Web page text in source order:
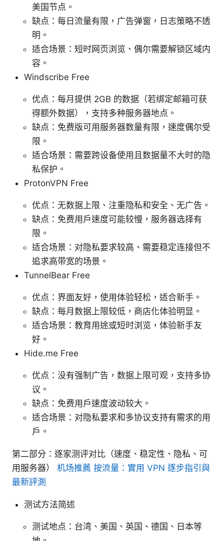
美国节点。
缺点：每日流量有限，广告弹窗，日志策略不透
明。
适合场景：短时网页浏览、偶尔需要解锁区域内
容。
Windscribe Free
优点：每月提供 2GB 的数据（若绑定邮箱可获
得额外数据），支持多种服务器地点。
缺点：免费版可用服务器数量有限，速度偶尔受
限。
适合场景：需要跨设备使用且数据量不大时的隐
私保护。
ProtonVPN Free
优点：无数据上限、注重隐私和安全、无广告。
缺点：免费用户速度可能较慢，服务器选择有
限。
适合场景：对隐私要求较高、需要稳定连接但不
追求高带宽的场景。
TunnelBear Free
优点：界面友好，使用体验轻松，适合新手。
缺点：每月数据上限较低，商店化体验明显。
适合场景：教育用途或短时浏览，体验新手友
好。
Hide.me Free
优点：没有强制广告，数据上限可观，支持多协
议。
缺点：免费用户速度波动较大。
适合场景：对隐私要求和多协议支持有需求的用
户。
第二部分：逐家测评对比（速度、稳定性、隐私、可
用服务器） 机场推薦 按流量：實用 VPN 逐步指引與
最新評測
测试方法简述
测试地点：台湾、美国、英国、德国、日本等